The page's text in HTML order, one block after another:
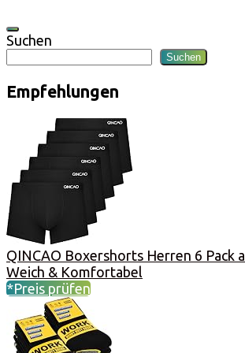
Suchen
Suchen
Empfehlungen
QINCAO Boxershorts Herren 6 Pack
Weich & Komfortabel
*Preis prüfen